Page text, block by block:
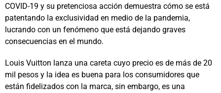
COVID-19 y su pretenciosa acción demuestra cómo se está
patentando la exclusividad en medio de la pandemia,
lucrando con un fenómeno que está dejando graves
consecuencias en el mundo.
Louis Vuitton lanza una careta cuyo precio es de más de 20
mil pesos y la idea es buena para los consumidores que
están fidelizados con la marca, sin embargo, es una